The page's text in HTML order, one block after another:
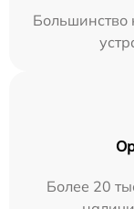
Большинство
Более 20